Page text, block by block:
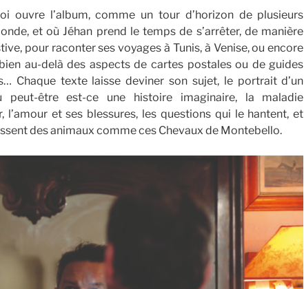
ouvre l’album, comme un tour d’horizon de plusieurs
et où Jéhan prend le temps de s’arrêter, de manière
pour raconter ses voyages à Tunis, à Venise, ou encore
au-delà des aspects de cartes postales ou de guides
Chaque texte laisse deviner son sujet, le portrait d’un
peut-être est-ce une histoire imaginaire, la maladie
l’amour et ses blessures, les questions qui le hantent, et
des animaux comme ces Chevaux de Montebello.